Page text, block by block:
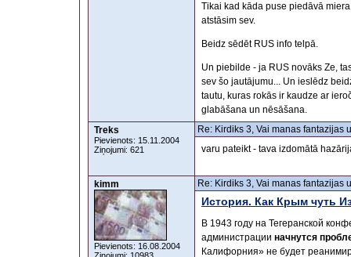
Tikai kad kāda puse piedāvā
atstāsim sev.
Beidz sēdēt RUS info telpā.
Un piebilde - ja RUS novāks Ze,
sev šo jautājumu... Un ieslēdz
tautu, kuras rokās ir kaudze ar
glabāšana un nēsāšana.
Treks
Pievienots: 15.11.2004
Ziņojumi: 621
Re: Kirdiks 3, Vai manas fantazijas
varu pateikt - tava izdomātā
kimm
Pievienots: 16.08.2004
Re: Kirdiks 3, Vai manas fantazijas
История. Как Крым чуть
В 1943 году на Тегеранской
администрации начнутся
Калифорния» не будет